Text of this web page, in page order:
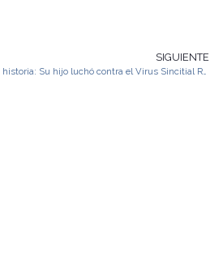
SIGUIENTE
Una madre cuenta su historia: Su hijo luchó contra el Virus Sincitial Respiratorio